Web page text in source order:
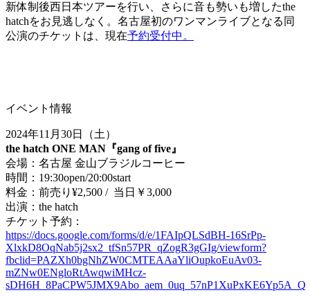
新体制後西日本ツアーを行い、さらに音も勢いも増したthe
hatchをお見逃しなく。名古屋初のワンマンライブとなる同
公演のチケットは、現在予約受付中。
イベント情報
2024年11月30日（土）
the hatch ONE MAN『gang of five』
会場：名古屋 金山ブラジルコーヒー
時間：19:30open/20:00start
料金：前売り¥2,500 / 当日￥3,000
出演：the hatch
チケット予約：
https://docs.google.com/forms/d/e/1FAIpQLSdBH-16SrPp-
XlxkD8OqNab5j2sx2_tfSn57PR_qZogR3gGIg/viewform?
fbclid=PAZXh0bgNhZW0CMTEAAaYliOupkoEuAv03-
mZNw0ENgloRtAwqwiMHcz-
sDH6H_8PaCPW5JMX9Abo_aem_0uq_57nP1XuPxKE6Yp5A_Q